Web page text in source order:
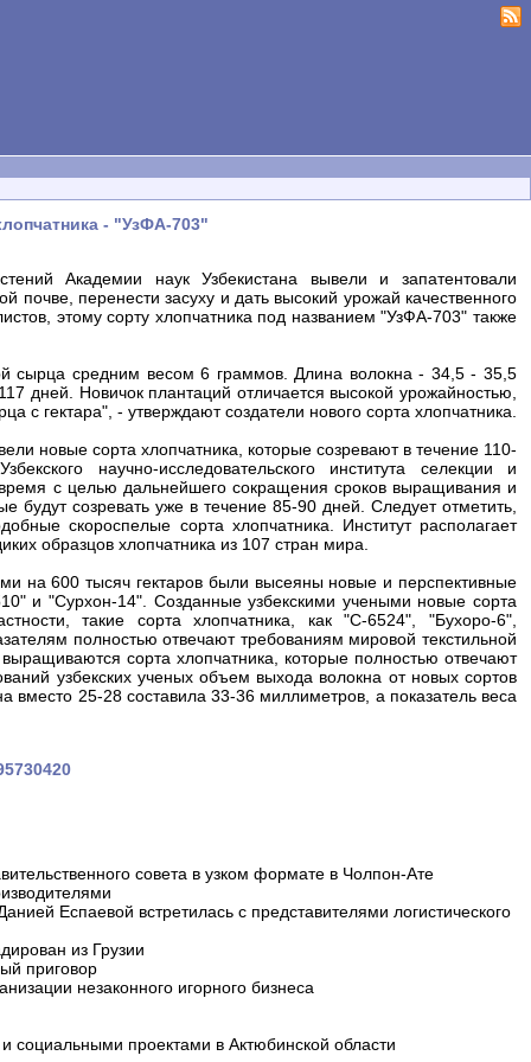
- "УзФА-703"
Академии наук Узбекистана вывели и запатентовали
почве, перенести засуху и дать высокий урожай качественного
этому сорту хлопчатника под названием "УзФА-703" также
сырца средним весом 6 граммов. Длина волокна - 34,5 - 35,5
дней. Новичок плантаций отличается высокой урожайностью,
с гектара", - утверждают создатели нового сорта хлопчатника.
новые сорта хлопчатника, которые созревают в течение 110-
научно-исследовательского института селекции и
с целью дальнейшего сокращения сроков выращивания и
будут созревать уже в течение 85-90 дней. Следует отметить,
скороспелые сорта хлопчатника. Институт располагает
образцов хлопчатника из 107 стран мира.
на 600 тысяч гектаров были высеяны новые и перспективные
и "Сурхон-14". Созданные узбекскими учеными новые сорта
такие сорта хлопчатника, как "С-6524", "Бухоро-6",
полностью отвечают требованиям мировой текстильной
сорта хлопчатника, которые полностью отвечают
узбекских ученых объем выхода волокна от новых сортов
вместо 25-28 составила 33-36 миллиметров, а показатель веса
совета в узком формате в Чолпон-Ате
Еспаевой встретилась с представителями логистического
из Грузии
приговор
незаконного игорного бизнеса
проектами в Актюбинской области